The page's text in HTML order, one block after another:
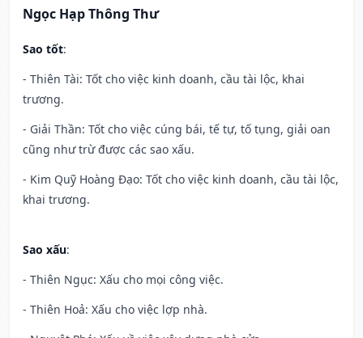
Ngọc Hạp Thông Thư
Sao tốt:
- Thiên Tài: Tốt cho việc kinh doanh, cầu tài lộc, khai
trương.
- Giải Thần: Tốt cho việc cúng bái, tế tự, tố tụng, giải oan
cũng như trừ được các sao xấu.
- Kim Quỹ Hoàng Đạo: Tốt cho việc kinh doanh, cầu tài lộc,
khai trương.
Sao xấu:
- Thiên Ngục: Xấu cho mọi công việc.
- Thiên Hoả: Xấu cho việc lợp nhà.